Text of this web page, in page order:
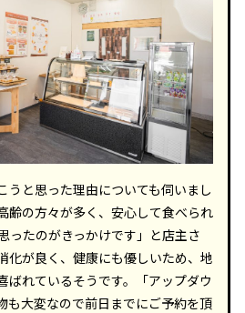
うと思った理由についても伺いまし
齢の方々が多く、安心して食べられ
ったのがきっかけです」と店主さ
化が良く、健康にも優しいため、地
ばれているそうです。「アップダウ
も大変なので前日までにご予約を頂